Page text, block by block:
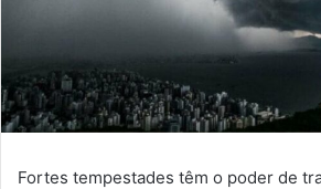
Fortes tempestades têm o poder de